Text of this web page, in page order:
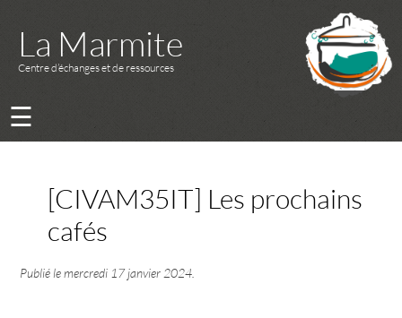
La Marmite
Centre d’échanges et de ressources
☰
[CIVAM35IT] Les prochains
cafés
Publié lemercredi 17 janvier 2024